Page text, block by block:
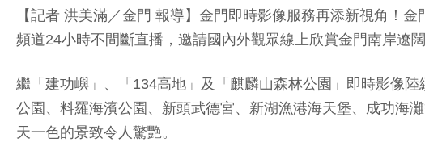
【記者 洪美滿／金門 報導】金門即時影像服務再添新視角！
頻道24小時不間斷直播，邀請國內外觀眾線上欣賞金門南岸遼
繼「建功嶼」、「134高地」及「麒麟山森林公園」即時影像
公園、料羅海濱公園、新頭武德宮、新湖漁港海天堡、成功海
天一色的景致令人驚艷。